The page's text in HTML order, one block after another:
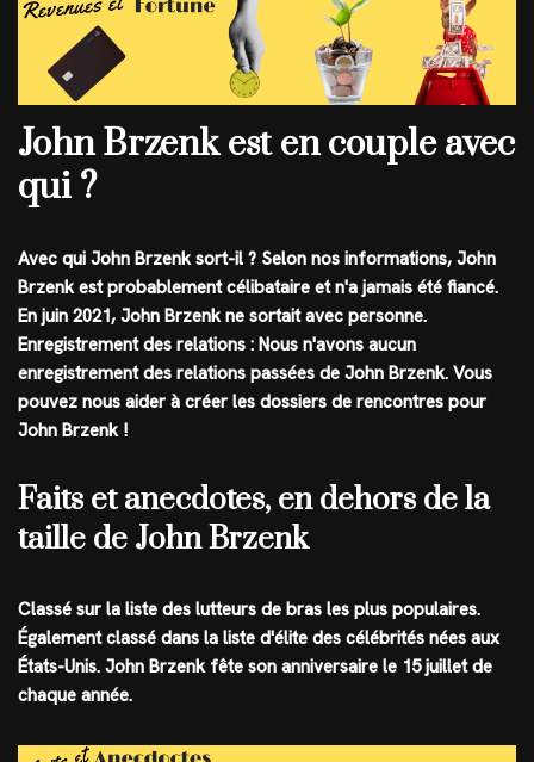
John Brzenk est en couple avec
qui ?
Avec qui John Brzenk sort-il ? Selon nos informations, John
Brzenk est probablement célibataire et n'a jamais été fiancé.
En juin 2021, John Brzenk ne sortait avec personne.
Enregistrement des relations : Nous n'avons aucun
enregistrement des relations passées de John Brzenk. Vous
pouvez nous aider à créer les dossiers de rencontres pour
John Brzenk !
Faits et anecdotes, en dehors de la
taille de John Brzenk
Classé sur la liste des lutteurs de bras les plus populaires.
Également classé dans la liste d'élite des célébrités nées aux
États-Unis. John Brzenk fête son anniversaire le 15 juillet de
chaque année.